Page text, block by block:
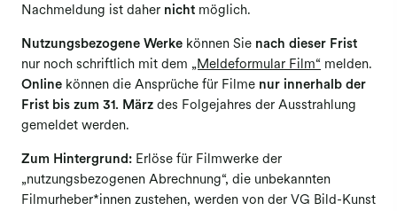
Meldung Social Media
Meldung Bildagenturen
Meldung Film
Nachmeldung ist daher nicht möglich.
Nutzungsbezogene Werke können Sie nach dieser Frist
nur noch schriftlich mit dem „Meldeformular Film“ melden.
Online können die Ansprüche für Filme nur innerhalb der
Frist bis zum 31. März des Folgejahres der Ausstrahlung
gemeldet werden.
Zum Hintergrund: Erlöse für Filmwerke der
„nutzungsbezogenen Abrechnung“, die unbekannten
Filmurheber*innen zustehen, werden von der VG Bild-Kunst